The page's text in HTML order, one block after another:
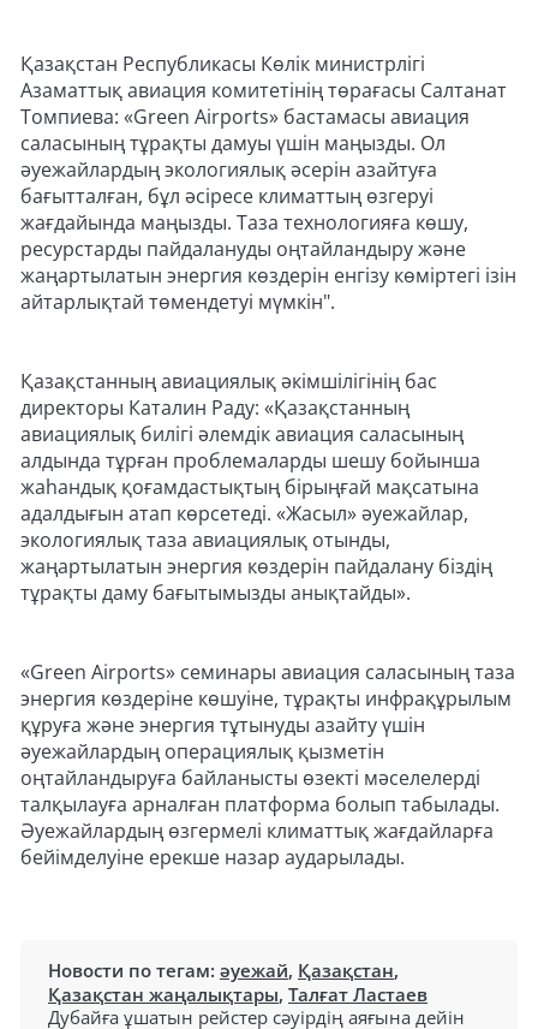
Қазақстан Республикасы Көлік министрлігі
Азаматтық авиация комитетінің төрағасы Салтанат
Томпиева: «Green Airports» бастамасы авиация
саласының тұрақты дамуы үшін маңызды. Ол
әуежайлардың экологиялық әсерін азайтуға
бағытталған, бұл әсіресе климаттың өзгеруі
жағдайында маңызды. Таза технологияға көшу,
ресурстарды пайдалануды оңтайландыру және
жаңартылатын энергия көздерін енгізу көміртегі ізін
айтарлықтай төмендетуі мүмкін".
Қазақстанның авиациялық әкімшілігінің бас
директоры Каталин Раду: «Қазақстанның
авиациялық билігі әлемдік авиация саласының
алдында тұрған проблемаларды шешу бойынша
жаһандық қоғамдастықтың бірыңғай мақсатына
адалдығын атап көрсетеді. «Жасыл» әуежайлар,
экологиялық таза авиациялық отынды,
жаңартылатын энергия көздерін пайдалану біздің
тұрақты даму бағытымызды анықтайды».
«Green Airports» семинары авиация саласының таза
энергия көздеріне көшуіне, тұрақты инфрақұрылым
құруға және энергия тұтынуды азайту үшін
әуежайлардың операциялық қызметін
оңтайландыруға байланысты өзекті мәселелерді
талқылауға арналған платформа болып табылады.
Әуежайлардың өзгермелі климаттық жағдайларға
бейімделуіне ерекше назар аударылады.
Новости по тегам: әуежай, Қазақстан,
Қазақстан жаңалықтары, Талғат Ластаев
Дубайға ұшатын рейстер сәуірдің аяғына дейін